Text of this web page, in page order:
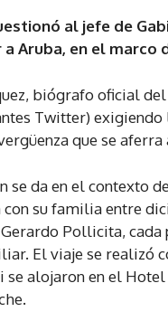
al jefe de
Aruba, en el
biógrafo oficial
Twitter)
que se
se da en el contexto
con su familia entre
Pollicita, cada
El viaje se realizó
se alojaron en el